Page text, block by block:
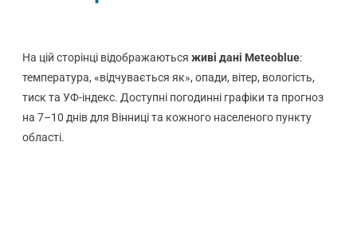
На цій сторінці відображаються живі дані Meteoblue:
температура, «відчувається як», опади, вітер, вологість,
тиск та УФ-індекс. Доступні погодинні графіки та прогноз
на 7–10 днів для Вінниці та кожного населеного пункту
області.